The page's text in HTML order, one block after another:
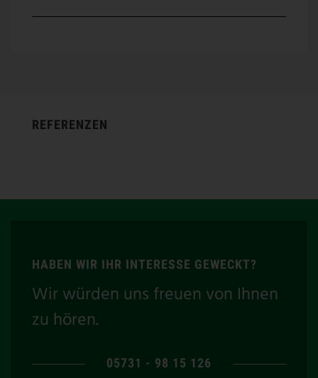
REFERENZEN
HABEN WIR IHR INTERESSE GEWECKT?
Wir würden uns freuen von Ihnen
zu hören.
05731 - 98 15 126